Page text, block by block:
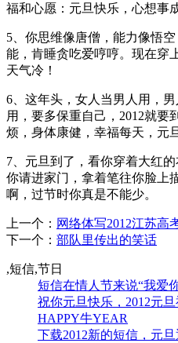
福和心愿：元旦快乐，心想事
5、你思维像唐僧，能力像悟
能，肯睡贪吃爱哼哼。现在穿
天气冷！
6、这年头，女人当男人用，
用，要多保重自己，2012就要
烦，身体康健，幸福每天，元
7、元旦到了，看你穿着大红
你请进家门，拿着笔往你脸上
啊，过节时你真是不能少。
上一个： 网络体写2012江苏高
下一个： 部队里传出的笑话
,短信,节日
短信在情人节来说“我爱
祝你元旦快乐，2012元旦
HAPPY牛YEAR
下载2012新的短信，元